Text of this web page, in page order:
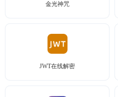
金光神咒
JWT在线解密